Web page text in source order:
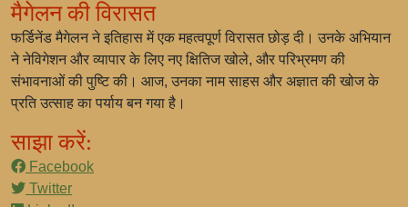
मैगेलन की विरासत
फर्डिनेंड मैगेलन ने इतिहास में एक महत्वपूर्ण विरासत छोड़ दी। उनके अभियान
ने नेविगेशन और व्यापार के लिए नए क्षितिज खोले, और परिभ्रमण की
संभावनाओं की पुष्टि की। आज, उनका नाम साहस और अज्ञात की खोज के
प्रति उत्साह का पर्याय बन गया है।
साझा करें:
Facebook
Twitter